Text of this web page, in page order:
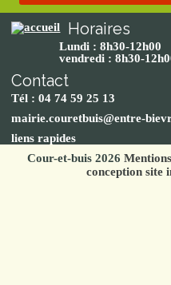
Horaires
Lundi : 8h30-12h00
vendredi : 8h30-
Contact
Tél : 04 74 59 25 13
mairie.couretbuis@entre-
liens rapides
Cour-et-buis 2026
conception site